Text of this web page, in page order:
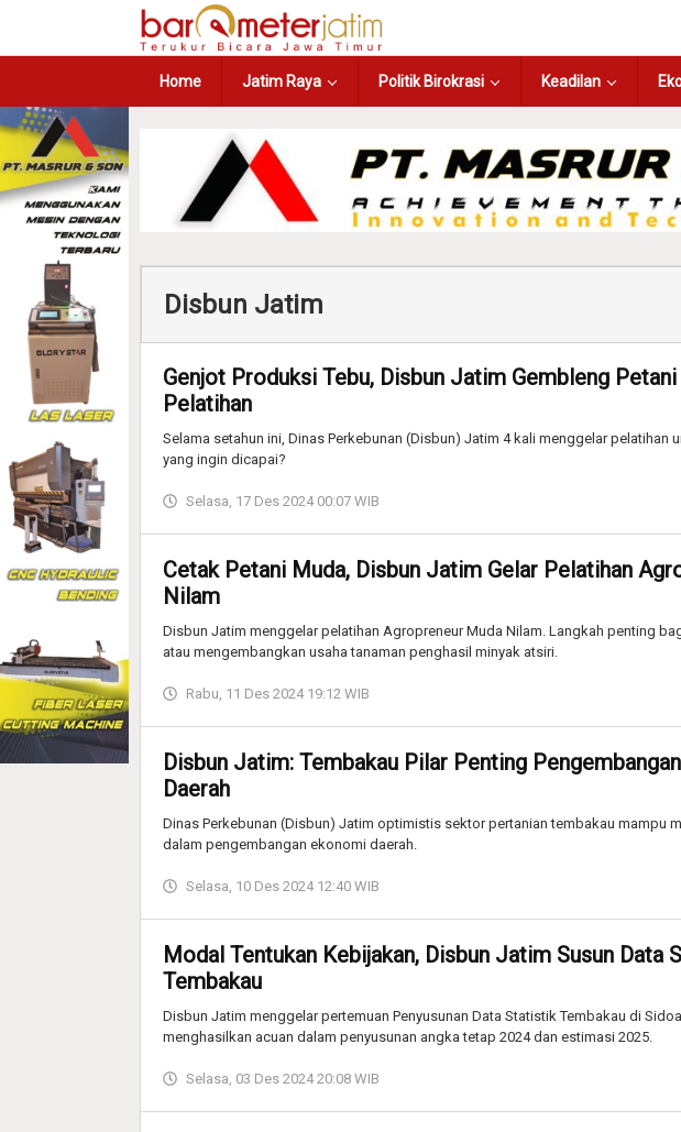
Home Jatim Raya Politik Birokrasi Keadilan
Disbun Jatim
Genjot Produksi Tebu, Disbun Jatim Gembleng
Pelatihan
Selama setahun ini, Dinas Perkebunan (Disbun) Jatim 4 kali menggelar pelatihan
yang ingin dicapai?
Selasa, 17 Des 2024 00:07 WIB
Cetak Petani Muda, Disbun Jatim Gelar Pelatihan
Nilam
Disbun Jatim menggelar pelatihan Agropreneur Muda Nilam. Langkah penting
atau mengembangkan usaha tanaman penghasil minyak atsiri.
Rabu, 11 Des 2024 19:12 WIB
Disbun Jatim: Tembakau Pilar Penting
Daerah
Dinas Perkebunan (Disbun) Jatim optimistis sektor pertanian tembakau mampu
dalam pengembangan ekonomi daerah.
Selasa, 10 Des 2024 12:40 WIB
Modal Tentukan Kebijakan, Disbun Jatim Susun Data
Tembakau
Disbun Jatim menggelar pertemuan Penyusunan Data Statistik Tembakau di
menghasilkan acuan dalam penyusunan angka tetap 2024 dan estimasi 2025.
Selasa, 03 Des 2024 20:08 WIB